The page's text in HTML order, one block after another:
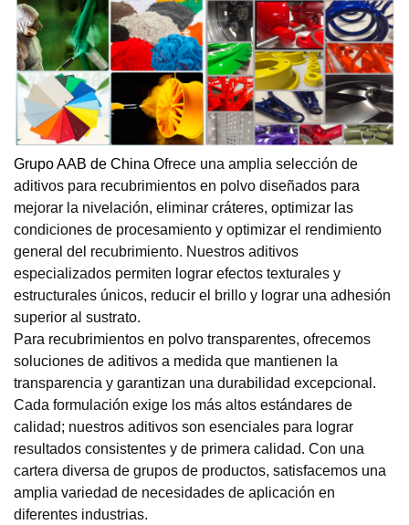
Grupo AAB de China Ofrece una amplia selección de
aditivos para recubrimientos en polvo diseñados para
mejorar la nivelación, eliminar cráteres, optimizar las
condiciones de procesamiento y optimizar el rendimiento
general del recubrimiento. Nuestros aditivos
especializados permiten lograr efectos texturales y
estructurales únicos, reducir el brillo y lograr una adhesión
superior al sustrato.
Para recubrimientos en polvo transparentes, ofrecemos
soluciones de aditivos a medida que mantienen la
transparencia y garantizan una durabilidad excepcional.
Cada formulación exige los más altos estándares de
calidad; nuestros aditivos son esenciales para lograr
resultados consistentes y de primera calidad. Con una
cartera diversa de grupos de productos, satisfacemos una
amplia variedad de necesidades de aplicación en
diferentes industrias.